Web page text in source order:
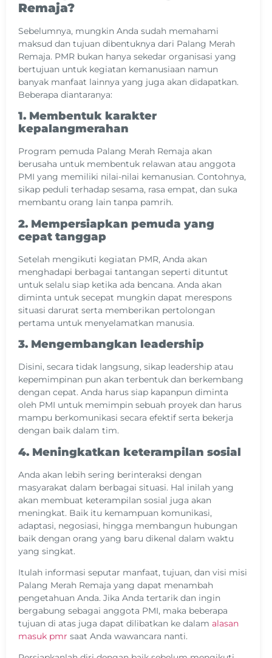
Remaja?
Sebelumnya, mungkin Anda sudah memahami
maksud dan tujuan dibentuknya dari Palang Merah
Remaja. PMR bukan hanya sekedar organisasi yang
bertujuan untuk kegiatan kemanusiaan namun
banyak manfaat lainnya yang juga akan didapatkan.
Beberapa diantaranya:
1. Membentuk karakter
kepalangmerahan
Program pemuda Palang Merah Remaja akan
berusaha untuk membentuk relawan atau anggota
PMI yang memiliki nilai-nilai kemanusian. Contohnya,
sikap peduli terhadap sesama, rasa empat, dan suka
membantu orang lain tanpa pamrih.
2. Mempersiapkan pemuda yang
cepat tanggap
Setelah mengikuti kegiatan PMR, Anda akan
menghadapi berbagai tantangan seperti dituntut
untuk selalu siap ketika ada bencana. Anda akan
diminta untuk secepat mungkin dapat merespons
situasi darurat serta memberikan pertolongan
pertama untuk menyelamatkan manusia.
3. Mengembangkan leadership
Disini, secara tidak langsung, sikap leadership atau
kepemimpinan pun akan terbentuk dan berkembang
dengan cepat. Anda harus siap kapanpun diminta
oleh PMI untuk memimpin sebuah proyek dan harus
mampu berkomunikasi secara efektif serta bekerja
dengan baik dalam tim.
4. Meningkatkan keterampilan sosial
Anda akan lebih sering berinteraksi dengan
masyarakat dalam berbagai situasi. Hal inilah yang
akan membuat keterampilan sosial juga akan
meningkat. Baik itu kemampuan komunikasi,
adaptasi, negosiasi, hingga membangun hubungan
baik dengan orang yang baru dikenal dalam waktu
yang singkat.
Itulah informasi seputar manfaat, tujuan, dan visi misi
Palang Merah Remaja yang dapat menambah
pengetahuan Anda. Jika Anda tertarik dan ingin
bergabung sebagai anggota PMI, maka beberapa
tujuan di atas juga dapat dilibatkan ke dalam alasan
masuk pmr saat Anda wawancara nanti.